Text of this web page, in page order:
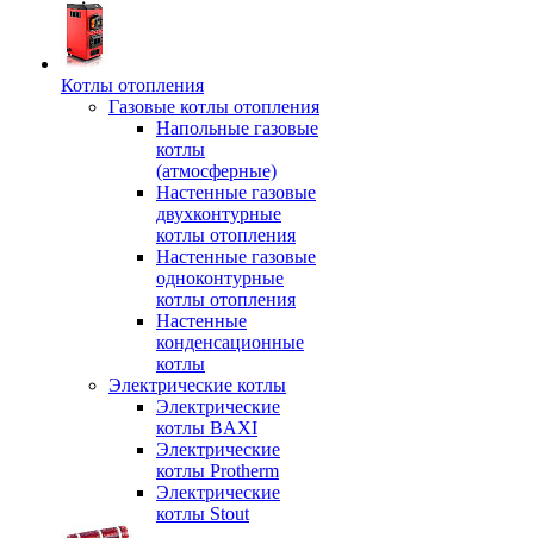
Котлы отопления
Газовые котлы отопления
Напольные газовые
котлы
(атмосферные)
Настенные газовые
двухконтурные
котлы отопления
Настенные газовые
одноконтурные
котлы отопления
Настенные
конденсационные
котлы
Электрические котлы
Электрические
котлы BAXI
Электрические
котлы Protherm
Электрические
котлы Stout